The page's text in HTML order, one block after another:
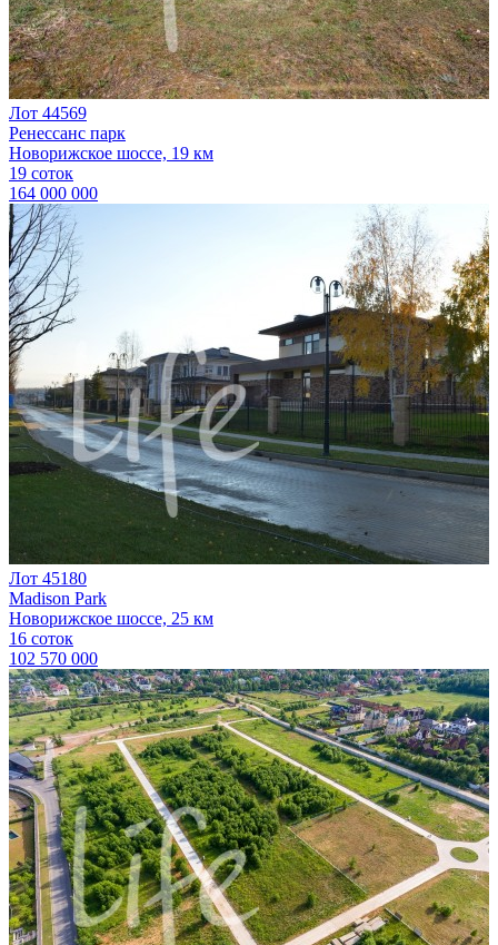
Лот 44569
Ренессанс парк
Новорижское шоссе, 19 км
19 соток
164 000 000
Лот 45180
Madison Park
Новорижское шоссе, 25 км
16 соток
102 570 000